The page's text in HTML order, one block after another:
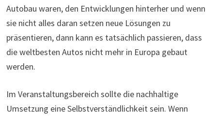
Autobau waren, den Entwicklungen hinterher und wenn
sie nicht alles daran setzen neue Lösungen zu
präsentieren, dann kann es tatsächlich passieren, dass
die weltbesten Autos nicht mehr in Europa gebaut
werden.
Im Veranstaltungsbereich sollte die nachhaltige
Umsetzung eine Selbstverständlichkeit sein. Wenn